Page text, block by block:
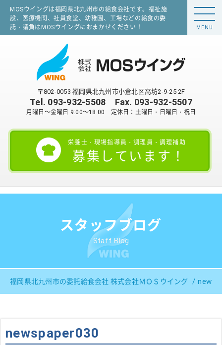
MOSウイングは福岡県北九州市の給食会社です。福祉施
設、医療機関、社員食堂、幼稚園、工場などの給食の委
託・請負はMOSウイングにおまかせください！
〒802-0053 福岡県北九州市小倉北区高坊2-9-25 2F
Tel. 093-932-5508 Fax. 093-932-5507
月曜日～金曜日 9:00～18:00 定休日：土曜日・日曜日・祝日
栄養士・現場指導員・調理員・調理補助
募集しています！
MENU
スタッフブログ
Staff Blog
福岡県北九州市の委託給食会社 株式会社ＭＯＳウイング
newspaper030